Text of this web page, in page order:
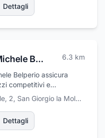
trasporto di delegazioni
Apice, in provincia di
Viaggi e
e-Turismo
Dettagli
Impresa Edile Michele Belperio 6.3 km
Belperio assicura
competitivi e
L'impresa opera
nell'ambito delle nuove
Massima
nei servizi sono
2, San Giorgio la Molara
Dettagli